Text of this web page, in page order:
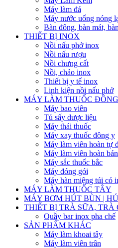
Máy làm đá
Máy nước uống nóng
Bàn đông, bàn mát,
THIẾT BỊ INOX
Nồi nấu phở inox
Nồi nấu rượu
Nồi chưng cất
Nồi, chảo inox
Thiết bị y tế inox
Linh kiện nồi nấu phở
MÁY LÀM THUỐC
Máy bao viên
Tủ sấy dược liệu
Máy thái thuốc
Máy xay thuốc đông y
Máy làm viên hoàn tự
Máy làm viên hoàn
Máy sắc thuốc bắc
Máy đóng gói
Máy hàn miệng túi có
MÁY LÀM THUỐC TÂY
MÁY BƠM HÚT BÙN |
THIẾT BỊ TRÀ SỮA, TRÀ
Quầy bar inox pha chế
SẢN PHẨM KHÁC
Máy làm khoai tây
Máy làm viên trân